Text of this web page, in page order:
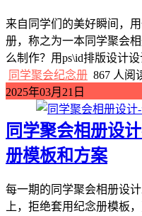
来自同学们的美好瞬间，
册，称之为一本同学聚会
么制作？用ps\id排版设计
同学聚会纪念册 867 人阅
2025年03月21日
同学聚会相册设
册模板和方案
每一期的同学聚会相册设
上，拒绝套用纪念册模板